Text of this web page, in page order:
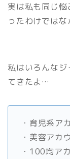
実は私も同じ
ったわけではな
私はいろんな
てきたよ…
・育児系ア
・美容アカ
・100均ア